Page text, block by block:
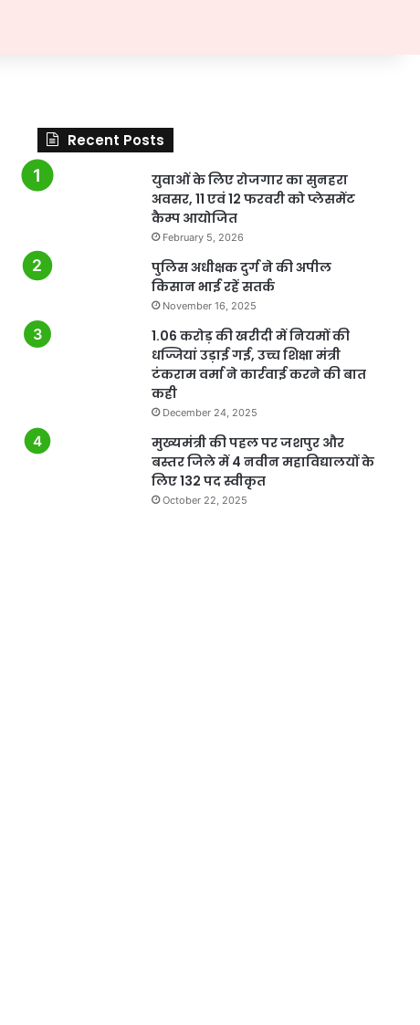
Recent Posts
युवाओं के लिए रोजगार का सुनहरा
अवसर, 11 एवं 12 फरवरी को प्लेसमेंट
कैम्प आयोजित
February 5, 2026
पुलिस अधीक्षक दुर्ग ने की अपील
किसान भाई रहें सतर्क
November 16, 2025
1.06 करोड़ की खरीदी में नियमों की
धज्जियां उड़ाई गई, उच्च शिक्षा मंत्री
टंकराम वर्मा ने कार्रवाई करने की बात
कही
December 24, 2025
मुख्यमंत्री की पहल पर जशपुर और
बस्तर जिले में 4 नवीन महाविद्यालयों के
लिए 132 पद स्वीकृत
October 22, 2025